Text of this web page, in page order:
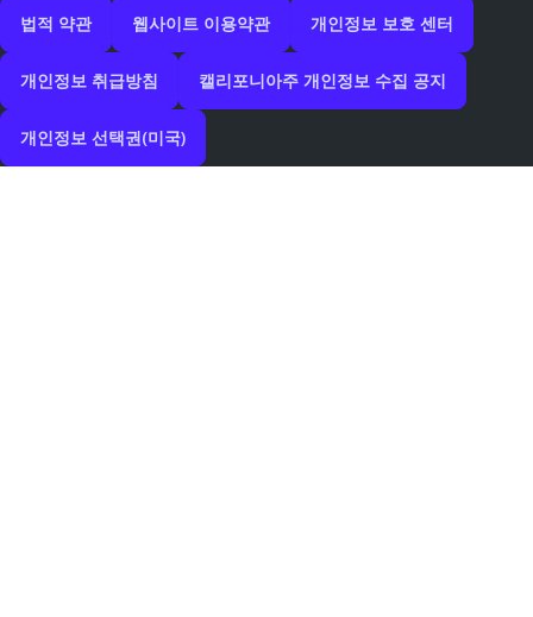
법적 약관 웹사이트 이용약관 개인정보 보호 센터
개인정보 취급방침 캘리포니아주 개인정보 수집 공지
개인정보 선택권(미국)